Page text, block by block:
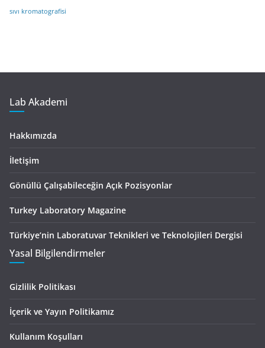
sıvı kromatografisi
Lab Akademi
Hakkımızda
İletişim
Gönüllü Çalışabileceğin Açık Pozisyonlar
Turkey Laboratory Magazine
Türkiye’nin Laboratuvar Teknikleri ve Teknolojileri Dergisi
Yasal Bilgilendirmeler
Gizlilik Politikası
İçerik ve Yayın Politikamız
Kullanım Koşulları